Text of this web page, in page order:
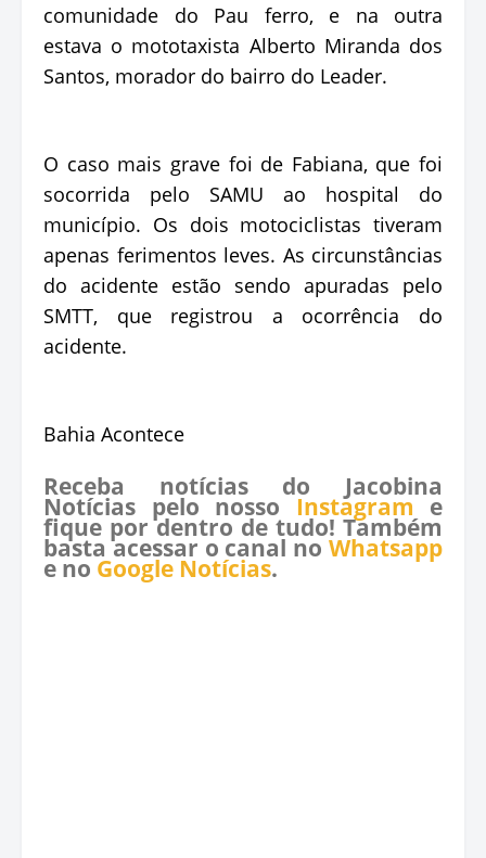
comunidade do Pau ferro, e na outra
estava o mototaxista Alberto Miranda dos
Santos, morador do bairro do Leader.
O caso mais grave foi de Fabiana, que foi
socorrida pelo SAMU ao hospital do
município. Os dois motociclistas tiveram
apenas ferimentos leves. As circunstâncias
do acidente estão sendo apuradas pelo
SMTT, que registrou a ocorrência do
acidente.
Bahia Acontece
Receba notícias do Jacobina
Notícias pelo nosso Instagram e
fique por dentro de tudo! Também
basta acessar o canal no Whatsapp
e no Google Notícias.